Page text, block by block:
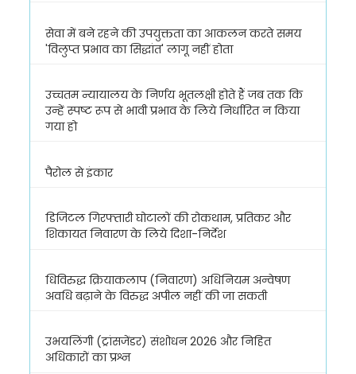
सेवा में बने रहने की उपयुक्तता का आकलन करते समय
'विलुप्त प्रभाव का सिद्धांत' लागू नहीं होता
उच्चतम न्यायालय के निर्णय भूतलक्षी होते हैं जब तक कि
उन्हें स्पष्ट रूप से भावी प्रभाव के लिये निर्धारित न किया
गया हो
पैरोल से इंकार
डिजिटल गिरफ्तारी घोटालों की रोकथाम, प्रतिकर और
शिकायत निवारण के लिये दिशा-निर्देश
धिविरुद्ध क्रियाकलाप (निवारण) अधिनियम अन्वेषण
अवधि बढ़ाने के विरुद्ध अपील नहीं की जा सकती
उभयलिंगी (ट्रांसजेंडर) संशोधन 2026 और निहित
अधिकारों का प्रश्न